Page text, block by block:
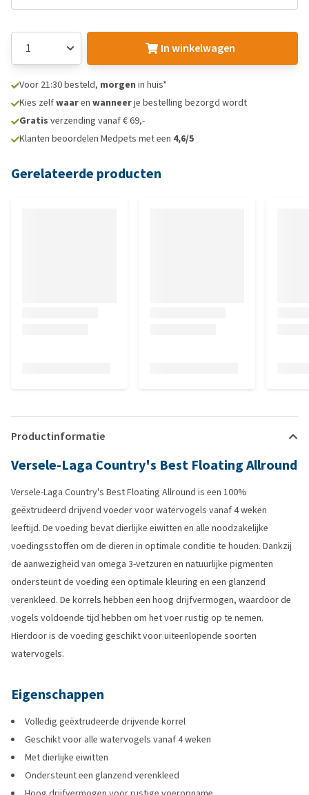
In winkelwagen
Voor 21:30 besteld, morgen in huis*
Kies zelfwaaren wanneerje bestelling bezorgd wordt
Gratis verzending vanaf € 69,-
Klanten beoordelen Medpets met een 4,6/5
Gerelateerde producten
Productinformatie
Versele-Laga Country's Best Floating Allround
Versele-Laga Country's Best Floating Allround is een 100%
geëxtrudeerd drijvend voeder voor watervogels vanaf 4 weken
leeftijd. De voeding bevat dierlijke eiwitten en alle noodzakelijke
voedingsstoffen om de dieren in optimale conditie te houden. Dankzij
de aanwezigheid van omega 3-vetzuren en natuurlijke pigmenten
ondersteunt de voeding een optimale kleuring en een glanzend
verenkleed. De korrels hebben een hoog drijfvermogen, waardoor de
vogels voldoende tijd hebben om het voer rustig op te nemen.
Hierdoor is de voeding geschikt voor uiteenlopende soorten
watervogels.
Eigenschappen
Volledig geëxtrudeerde drijvende korrel
Geschikt voor alle watervogels vanaf 4 weken
Met dierlijke eiwitten
Ondersteunt een glanzend verenkleed